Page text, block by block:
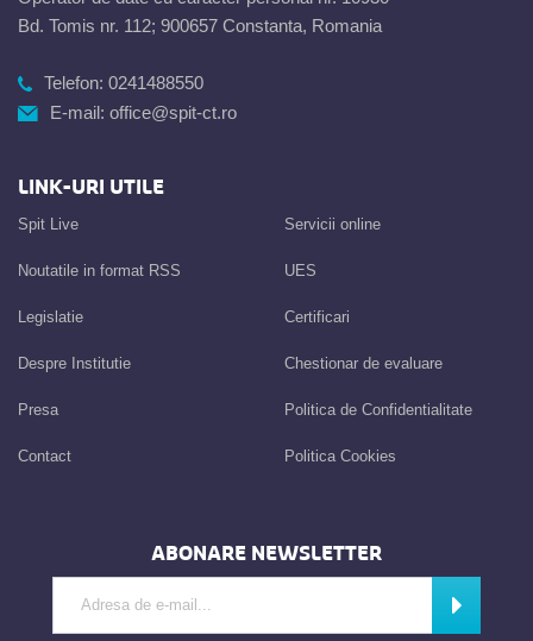
Bd. Tomis nr. 112; 900657 Constanta, Romania
Telefon: 0241488550
E-mail: office@spit-ct.ro
LINK-URI UTILE
Spit Live
Noutatile in format RSS
Legislatie
Despre Institutie
Presa
Contact
Servicii online
UES
Certificari
Chestionar de evaluare
Politica de Confidentialitate
Politica Cookies
ABONARE NEWSLETTER